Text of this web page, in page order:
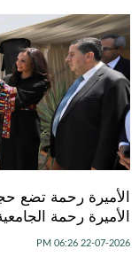
الأميرة رحمة تضع
الأميرة رحمة
22-07-2026 06:26 PM